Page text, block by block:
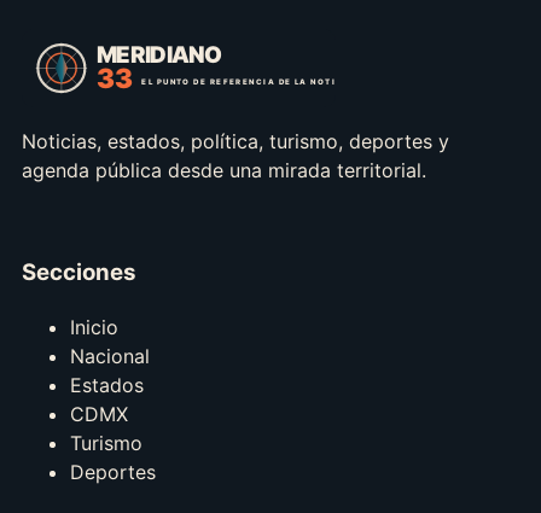
Noticias, estados, política, turismo, deportes y
agenda pública desde una mirada territorial.
Secciones
Inicio
Nacional
Estados
CDMX
Turismo
Deportes